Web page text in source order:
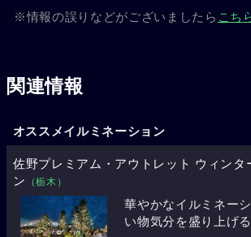
※情報の誤りなどがございましたら こち
関連情報
オススメイルミネーション
佐野プレミアム・アウトレット ウィンタ
ン
（栃木）
華やかなイルミネー
い物気分を盛り上げる